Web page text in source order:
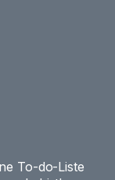
To-do-Liste